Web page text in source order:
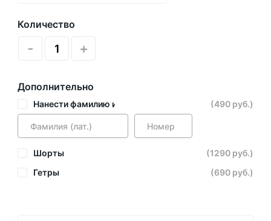
Количество
- +
Дополнительно
Нанести фамилию и номер (490 руб.)
Шорты
(1290 руб.)
Гетры
(690 руб.)